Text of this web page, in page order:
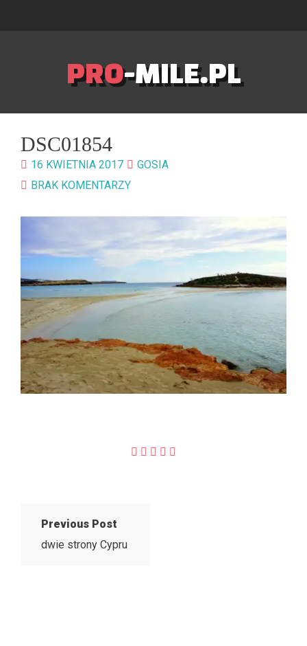
PRO-MILE.PL
DSC01854
16 KWIETNIA 2017
GOSIA
BRAK KOMENTARZY
Previous Post
dwie strony Cypru